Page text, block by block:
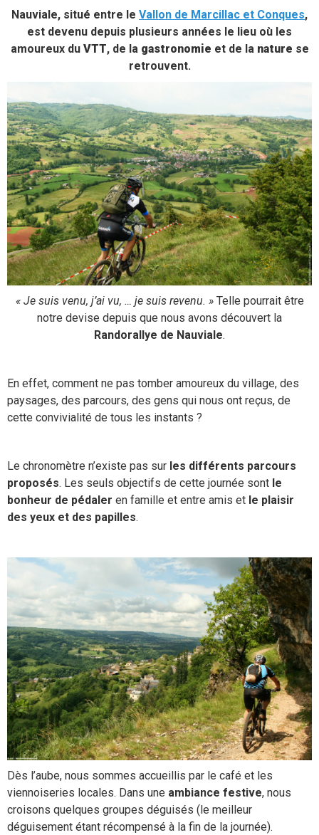
Nauviale, situé entre le Vallon de Marcillac et Conques,
est devenu depuis plusieurs années le lieu où les
amoureux du VTT, de la gastronomie et de la nature se
retrouvent.
« Je suis venu, j’ai vu, … je suis revenu. »Telle pourrait être
notre devise depuis que nous avons découvert la
Randorallye de Nauviale.
En effet, comment ne pas tomber amoureux du village, des
paysages, des parcours, des gens qui nous ont reçus, de
cette convivialité de tous les instants ?
Le chronomètre n’existe pas sur les différents parcours
proposés. Les seuls objectifs de cette journée sont le
bonheur de pédaler en famille et entre amis et le plaisir
des yeux et des papilles.
Dès l’aube, nous sommes accueillis par le café et les
viennoiseries locales. Dans une ambiance festive, nous
croisons quelques groupes déguisés (le meilleur
déguisement étant récompensé à la fin de la journée).